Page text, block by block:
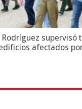
supervisó
afectados